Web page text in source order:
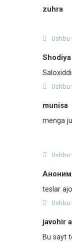
zuhra
Ushbu
Shodiya
Ushbu
munisa
menga
Ushbu
Аноним
teslar
Ushbu
javohir
Bu sayt